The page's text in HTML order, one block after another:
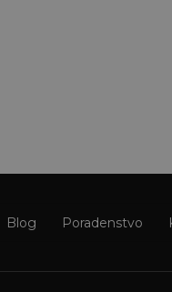
Blog Poradenstvo